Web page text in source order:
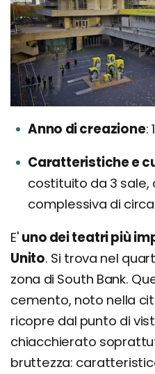
Anno di creazione
Caratteristiche e
costituito da 3 sale,
complessiva di
E' uno dei teatri più
Unito. Si trova nel
zona di South Bank.
cemento, noto nella
ricopre dal punto di
chiacchierato
bruttezza: